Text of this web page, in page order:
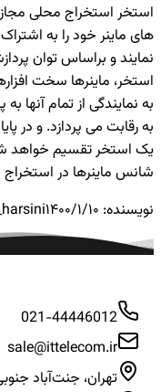
استخر استخراج محلی
های ماینر خود را به
نمایند و براساس توان
استخر، ماینرها سخت
به نمایندگی از تمام آنها
به رقابت می پردازد. و در
یک استخر تقسیم خواهد
شانس ماینرها در
نویسنده: ۱۴۰۰/۱/۱۰
021-44446012
sale@ittelecom.ir
تهران، جنت‌آباد